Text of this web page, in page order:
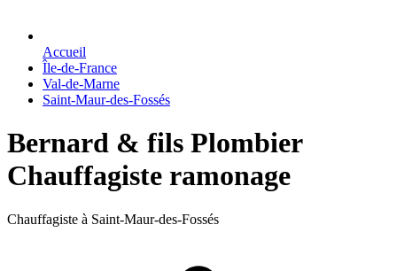
Accueil
Île-de-France
Val-de-Marne
Saint-Maur-des-Fossés
Bernard & fils Plombier
Chauffagiste ramonage
Chauffagiste à Saint-Maur-des-Fossés